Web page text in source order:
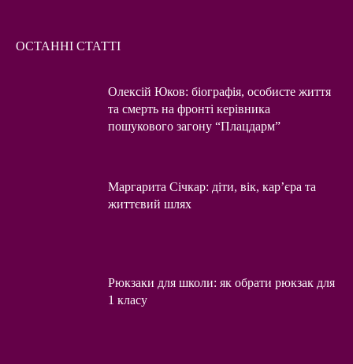
ОСТАННІ СТАТТІ
Олексій Юков: біографія, особисте життя
та смерть на фронті керівника
пошукового загону “Плацдарм”
Маргарита Січкар: діти, вік, кар’єра та
життєвий шлях
Рюкзаки для школи: як обрати рюкзак для
1 класу